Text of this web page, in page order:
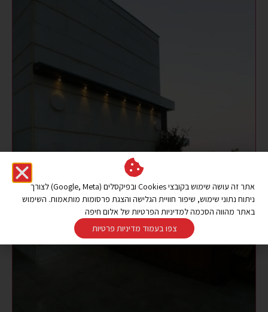
אתר זה עושה שימוש בקובצי Cookies ובפיקסלים (Google, Meta) לצורך
ניתוח נתוני שימוש, שיפור חוויית הגלישה והצגת פרסומות מותאמות. השימוש
באתר מהווה הסכמה למדיניות הפרטיות של אלום חיפה
צפו בעמוד מדיניות פרטיות